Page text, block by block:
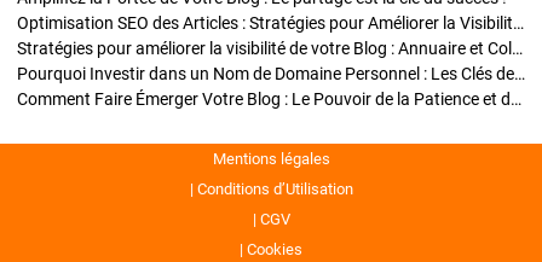
Optimisation SEO des Articles : Stratégies pour Améliorer la Visibilité de Votre Blog
Stratégies pour améliorer la visibilité de votre Blog : Annuaire et Collaborations
Pourquoi Investir dans un Nom de Domaine Personnel : Les Clés de la Réussite de Votre Blog
Comment Faire Émerger Votre Blog : Le Pouvoir de la Patience et de la Persévérance
Mentions légales
Conditions d’Utilisation
CGV
Cookies